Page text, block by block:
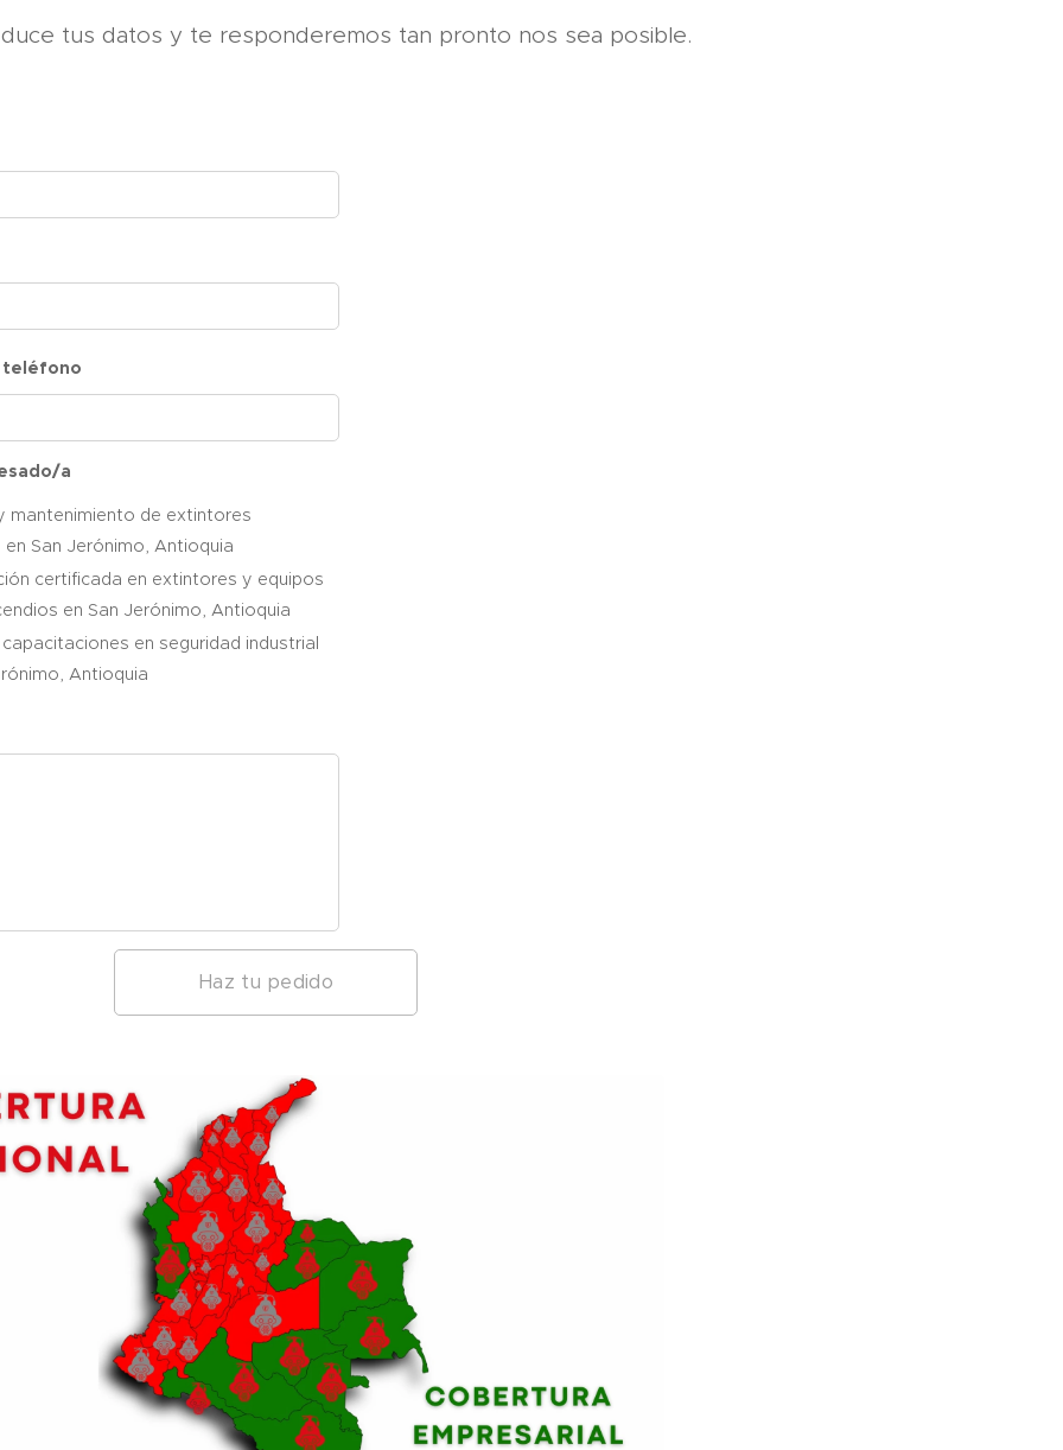
tus datos y te responderemos tan pronto nos sea posible.
teléfono
a
mantenimiento de extintores
San Jerónimo, Antioquia
certificada en extintores y equipos
en San Jerónimo, Antioquia
en seguridad industrial
Antioquia
Haz tu pedido